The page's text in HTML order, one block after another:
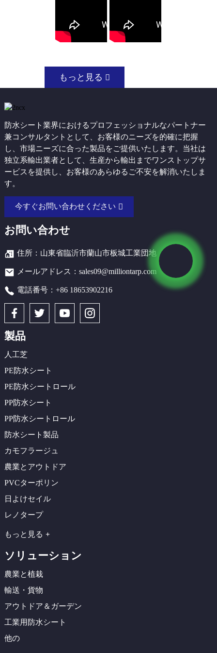
もっと見る
防水シート業界におけるプロフェッショナルなパートナー
兼コンサルタントとして、お客様のニーズを的確に把握
し、市場ニーズに合った製品をご提供いたします。当社は
独立系輸出業者として、生産から輸出までワンストップサ
ービスを提供し、お客様のあらゆるご不安を解消いたしま
す。
今すぐお問い合わせください
お問い合わせ
住所：山東省臨沂市蘭山市板城工業団地
メールアドレス：sales09@milliontarp.com
電話番号：+86 18653902216
製品
人工芝
PE防水シート
PE防水シートロール
PP防水シート
PP防水シートロール
防水シート製品
カモフラージュ
農業とアウトドア
PVCターポリン
日よけセイル
レノタープ
もっと見る
ソリューション
農業と植栽
輸送・貨物
アウトドア＆ガーデン
工業用防水シート
他の